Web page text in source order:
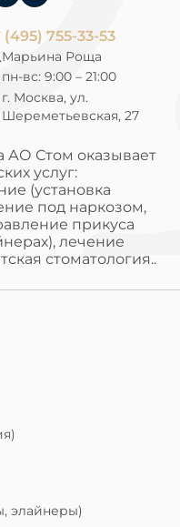
(495) 755-33-53
Марьина Роща
пн-вс: 9:00 – 21:00
г. Москва, ул.
Шереметьевская, 27
АО Стом оказывает
услуг:
(установка
под наркозом,
прикуса
лечение
стоматология..
элайнеры)